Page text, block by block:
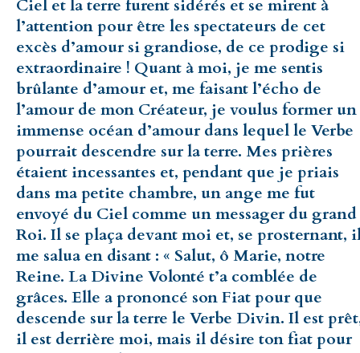
Ciel et la terre furent sidérés et se mirent à
l’attention pour être les spectateurs de cet
excès d’amour si grandiose, de ce prodige si
extraordinaire ! Quant à moi, je me sentis
brûlante d’amour et, me faisant l’écho de
l’amour de mon Créateur, je voulus former un
immense océan d’amour dans lequel le Verbe
pourrait descendre sur la terre. Mes prières
étaient incessantes et, pendant que je priais
dans ma petite chambre, un ange me fut
envoyé du Ciel comme un messager du grand
Roi. Il se plaça devant moi et, se prosternant,
me salua en disant : « Salut, ô Marie, notre
Reine. La Divine Volonté t’a comblée de
grâces. Elle a prononcé son Fiat pour que
descende sur la terre le Verbe Divin. Il est
il est derrière moi, mais il désire ton fiat pour